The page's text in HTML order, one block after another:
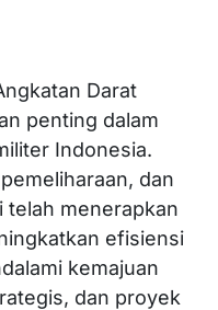
Darat
penting dalam
Indonesia.
dan
telah menerapkan
efisiensi
kemajuan
dan proyek